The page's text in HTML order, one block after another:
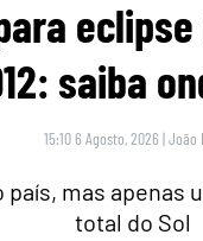
saiba
15:10 6 Agosto, 2026 |João
mas apenas
total do Sol